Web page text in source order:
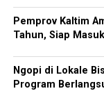
Pemprov Kaltim
Tahun, Siap
Ngopi di Lokale
Program